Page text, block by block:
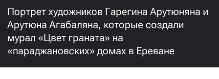
Портрет художников Гарегина Арутюняна и
Арутюна Агабаляна, которые создали
мурал «Цвет граната» на
«параджановских» домах в Ереване
Ежемесячно Разово
3000